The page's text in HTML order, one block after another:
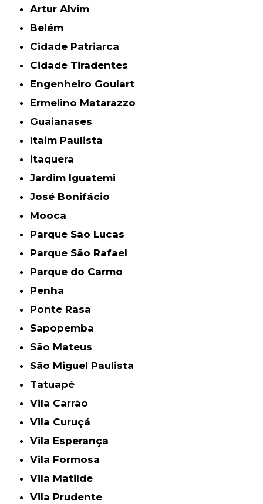
Artur Alvim
Belém
Cidade Patriarca
Cidade Tiradentes
Engenheiro Goulart
Ermelino Matarazzo
Guaianases
Itaim Paulista
Itaquera
Jardim Iguatemi
José Bonifácio
Mooca
Parque São Lucas
Parque São Rafael
Parque do Carmo
Penha
Ponte Rasa
Sapopemba
São Mateus
São Miguel Paulista
Tatuapé
Vila Carrão
Vila Curuçá
Vila Esperança
Vila Formosa
Vila Matilde
Vila Prudente